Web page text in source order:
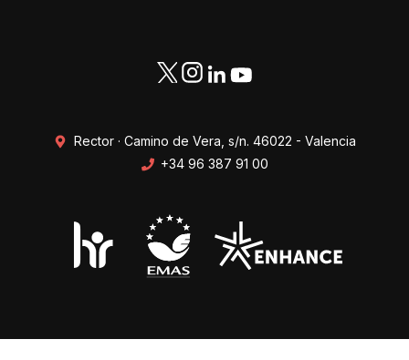
Rector · Camino de Vera, s/n. 46022 - Valencia
+34 96 387 91 00